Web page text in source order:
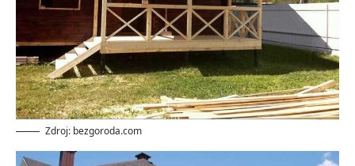
Zdroj: bezgoroda.com